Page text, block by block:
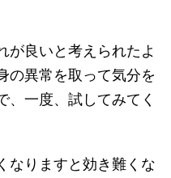
が良いと考えられたよ
の異常を取って気分を
、一度、試してみてく
なりますと効き難くな